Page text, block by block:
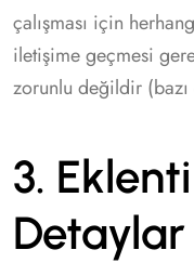
çalışması için
iletişime geçmesi
zorunlu değildir
3. Eklenti
Detaylar